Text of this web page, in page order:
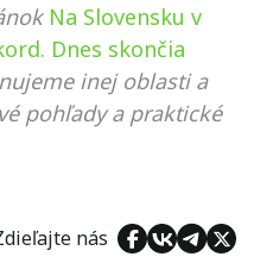
Na Slovensku v
Dnes skončia
inej oblasti a
pohľady a praktické
nás